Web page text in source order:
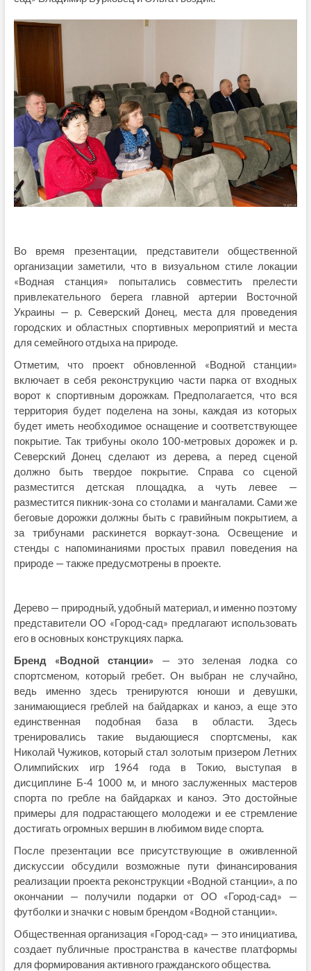
Во время презентации, представители общественной
организации заметили, что в визуальном стиле локации
«Водная станция» попытались совместить прелести
привлекательного берега главной артерии Восточной
Украины — р. Северский Донец, места для проведения
городских и областных спортивных мероприятий и места
для семейного отдыха на природе.
Отметим, что проект обновленной «Водной станции»
включает в себя реконструкцию части парка от входных
ворот к спортивным дорожкам. Предполагается, что вся
территория будет поделена на зоны, каждая из которых
будет иметь необходимое оснащение и соответствующее
покрытие. Так трибуны около 100-метровых дорожек и р.
Северский Донец сделают из дерева, а перед сценой
должно быть твердое покрытие. Справа со сценой
разместится детская площадка, а чуть левее —
разместится пикник-зона со столами и мангалами. Сами же
беговые дорожки должны быть с гравийным покрытием, а
за трибунами раскинется воркаут-зона. Освещение и
стенды с напоминаниями простых правил поведения на
природе — также предусмотрены в проекте.
Дерево — природный, удобный материал, и именно поэтому
представители ОО «Город-сад» предлагают использовать
его в основных конструкциях парка.
Бренд «Водной станции»— это зеленая лодка со
спортсменом, который гребет. Он выбран не случайно,
ведь именно здесь тренируются юноши и девушки,
занимающиеся греблей на байдарках и каноэ, а еще это
единственная подобная база в области. Здесь
тренировались такие выдающиеся спортсмены, как
Николай Чужиков, который стал золотым призером Летних
Олимпийских игр 1964 года в Токио, выступая в
дисциплине Б-4 1000 м, и много заслуженных мастеров
спорта по гребле на байдарках и каноэ. Это достойные
примеры для подрастающего молодежи и ее стремление
достигать огромных вершин в любимом виде спорта.
После презентации все присутствующие в оживленной
дискуссии обсудили возможные пути финансирования
реализации проекта реконструкции «Водной станции», а по
окончании — получили подарки от ОО «Город-сад» —
футболки и значки с новым брендом «Водной станции».
Общественная организация «Город-сад» — это инициатива,
создает публичные пространства в качестве платформы
для формирования активного гражданского общества.